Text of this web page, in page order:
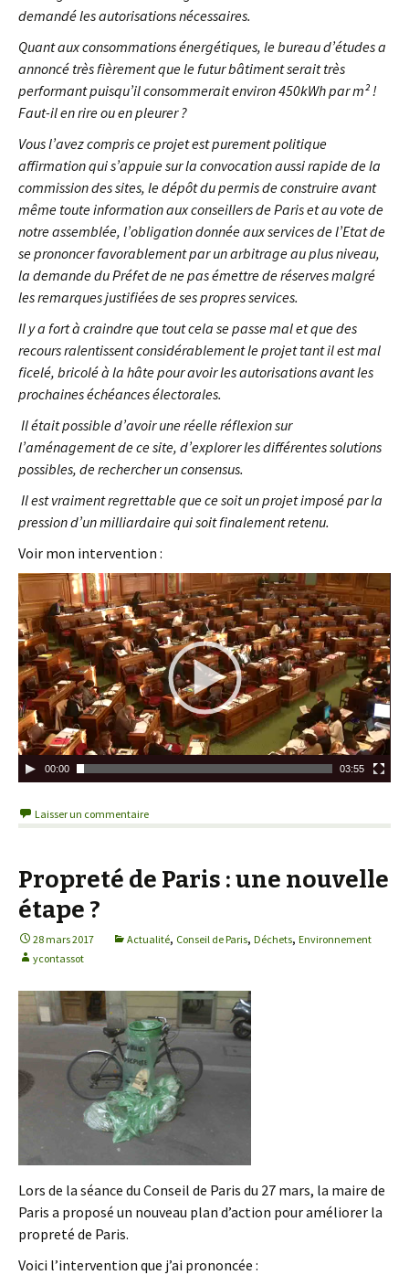
demandé les autorisations nécessaires.
Quant aux consommations énergétiques, le bureau d’études a
annoncé très fièrement que le futur bâtiment serait très
performant puisqu’il consommerait environ 450kWh par m² !
Faut-il en rire ou en pleurer ?
Vous l’avez compris ce projet est purement politique
affirmation qui s’appuie sur la convocation aussi rapide de la
commission des sites, le dépôt du permis de construire avant
même toute information aux conseillers de Paris et au vote de
notre assemblée, l’obligation donnée aux services de l’Etat de
se prononcer favorablement par un arbitrage au plus niveau,
la demande du Préfet de ne pas émettre de réserves malgré
les remarques justifiées de ses propres services.
Il y a fort à craindre que tout cela se passe mal et que des
recours ralentissent considérablement le projet tant il est mal
ficelé, bricolé à la hâte pour avoir les autorisations avant les
prochaines échéances électorales.
Il était possible d’avoir une réelle réflexion sur
l’aménagement de ce site, d’explorer les différentes solutions
possibles, de rechercher un consensus.
Il est vraiment regrettable que ce soit un projet imposé par la
pression d’un milliardaire qui soit finalement retenu.
Voir mon intervention :
L
e
c
t
e
u
r
v
i
d
o
00:00 03:55
Laisser un commentaire
Propreté de Paris : une nouvelle
étape ?
28 mars 2017 Actualité, Conseil de Paris, Déchets, Environnement
ycontassot
Lors de la séance du Conseil de Paris du 27 mars, la maire de
Paris a proposé un nouveau plan d’action pour améliorer la
propreté de Paris.
Voici l’intervention que j’ai prononcée :